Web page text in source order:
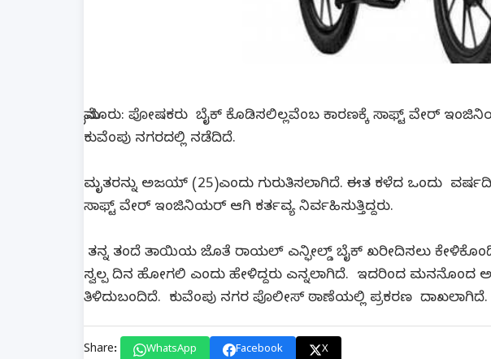
ಮೈಸೂರು: ಪೋಷಕರು ಬೈಕ್ ಕೊಡಿಸಲಿಲ್ಲವೆಂಬ ಕಾರಣಕ್ಕೆ ಸಾಫ್ಟ್ ವೇರ್
ಕುವೆಂಪು ನಗರದಲ್ಲಿ ನಡೆದಿದೆ.
ಮೃತರನ್ನು ಅಜಯ್ (25)ಎಂದು ಗುರುತಿಸಲಾಗಿದೆ. ಈತ ಕಳೆದ ಒಂದು
ಸಾಫ್ಟ್ ವೇರ್ ಇಂಜಿನಿಯರ್ ಆಗಿ ಕರ್ತವ್ಯ ನಿರ್ವಹಿಸುತ್ತಿದ್ದರು.
ತನ್ನ ತಂದೆ ತಾಯಿಯ ಜೊತೆ ರಾಯಲ್ ಎನ್ಫೀಲ್ಡ್ ಬೈಕ್ ಖರೀದಿಸಲು
ಸ್ವಲ್ಪ ದಿನ ಹೋಗಲಿ ಎಂದು ಹೇಳಿದ್ದರು ಎನ್ನಲಾಗಿದೆ. ಇದರಿಂದ ಮನನೊಂದ
ತಿಳಿದುಬಂದಿದೆ. ಕುವೆಂಪು ನಗರ ಪೊಲೀಸ್ ಠಾಣೆಯಲ್ಲಿ ಪ್ರಕರಣ ದಾಖಲಾಗಿದೆ.
Share: WhatsApp Facebook X